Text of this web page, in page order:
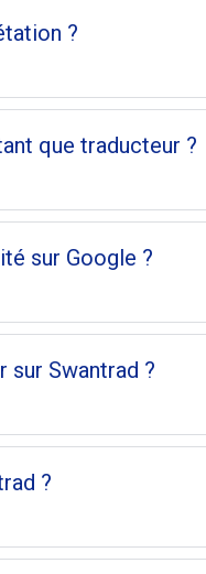
?
que traducteur ?
sur Google ?
sur Swantrad ?
?